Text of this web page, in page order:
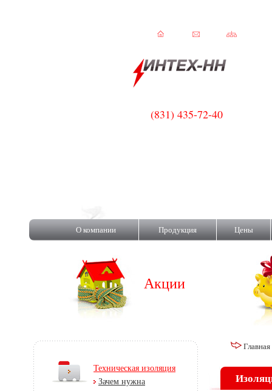
(831) 435-72-40
О компании Продукция Цены
Акции
Техническая изоляция
Зачем нужна
Главная